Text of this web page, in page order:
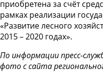
приобретена за счёт
рамках реализации
«Развитие лесного
2015 – 2020 годах».
По информации пресс-
фото с сайта